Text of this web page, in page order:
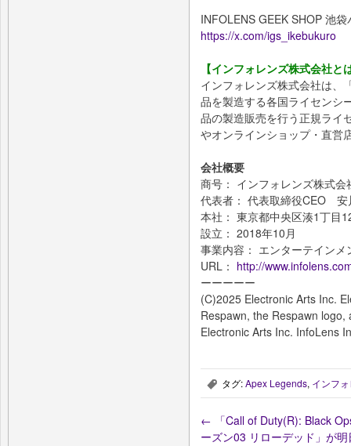
INFOLENS GEEK SHOP 池袋
https://x.com/igs_ikebukuro
【インフォレンズ株式会社と
インフォレンズ株式会社は、
品を製造する各国ライセンシ
品の製造販売を行う正規ライ
やオンラインショップ・直営
会社概要
商号： インフォレンズ株式会
代表者： 代表取締役CEO 安
本社： 東京都中央区湊1丁目
設立： 2018年10月
事業内容： エンターテイン
URL： http://
ーーーーー
(C)2025 Electronic Arts Inc.
Respawn, the Respawn
Electronic Arts Inc. InfoLens
, タグ:Apex Legends, インフ
← 「Call of Duty(R): Black
ーズン03 リローデッド」が